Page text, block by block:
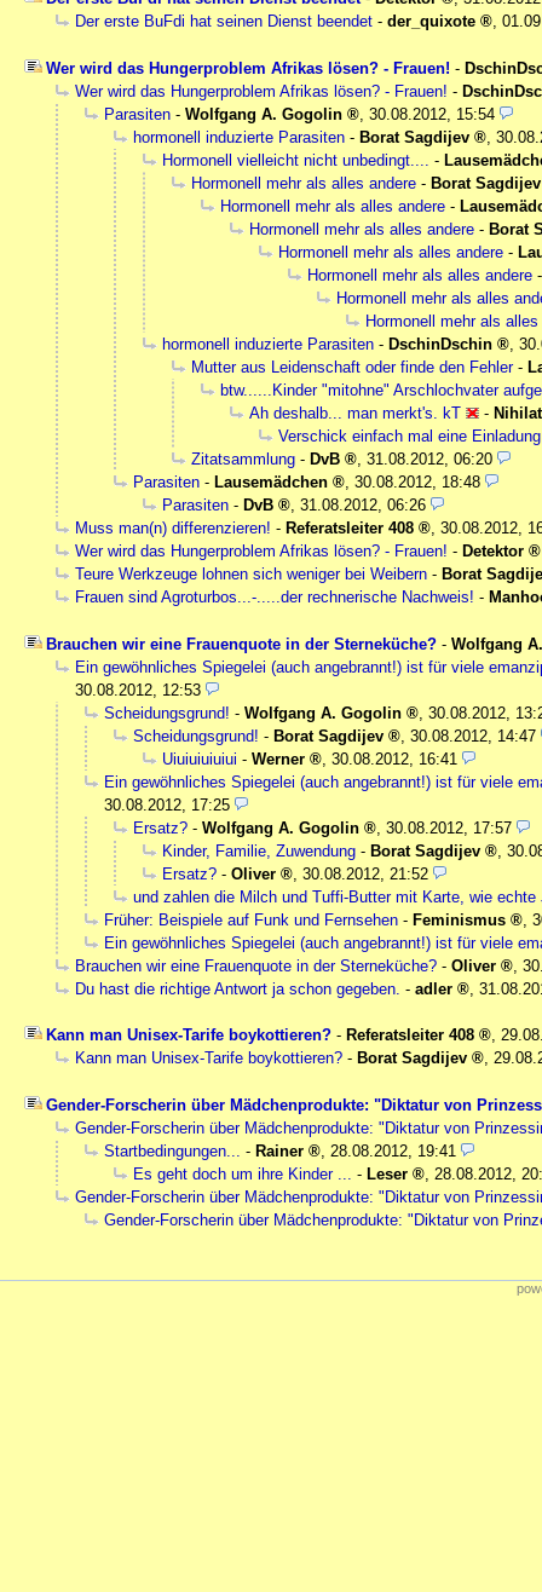
Der erste BuFdi hat seinen Dienst beendet - der_quixote ,
Wer wird das Hungerproblem Afrikas lösen? - Frauen! -
Wer wird das Hungerproblem Afrikas lösen? - Frauen! -
Parasiten - Wolfgang A. Gogolin , 30.08.2012, 15:54
hormonell induzierte Parasiten - Borat Sagdijev ,
Hormonell vielleicht nicht unbedingt.... -
Hormonell mehr als alles andere - Borat Sagdijev
Hormonell mehr als alles andere -
Hormonell mehr als alles andere - Borat
Hormonell mehr als alles andere -
Hormonell mehr als alles andere
Hormonell mehr als alles
Hormonell mehr als alles
hormonell induzierte Parasiten - DschinDschin ,
Mutter aus Leidenschaft oder finde den Fehler-
btw......Kinder "mitohne" Arschlochvater
Ah deshalb... man merkt's. kT
-
Verschick einfach mal eine
Zitatsammlung - DvB , 31.08.2012, 06:20
Parasiten - Lausemädchen , 30.08.2012, 18:48
Parasiten - DvB , 31.08.2012, 06:26
Muss man(n) differenzieren! - Referatsleiter 408 , 30.08.2012,
Wer wird das Hungerproblem Afrikas lösen? - Frauen! - Detektor
Teure Werkzeuge lohnen sich weniger bei Weibern - Borat
Frauen sind Agroturbos...-.....der rechnerische Nachweis! -
Brauchen wir eine Frauenquote in der Sterneküche? - Wolfgang
Ein gewöhnliches Spiegelei (auch angebrannt!) ist für viele
30.08.2012, 12:53
Scheidungsgrund! - Wolfgang A. Gogolin
30.08.2012,
Scheidungsgrund! - Borat Sagdijev
30.08.2012, 14:47
Uiuiuiuiuiui - Werner
30.08.2012, 16:41
Ein gewöhnliches Spiegelei (auch angebrannt!) ist für viele
30.08.2012, 17:25
Ersatz? - Wolfgang A. Gogolin
30.08.2012, 17:57
Kinder, Familie, Zuwendung - Borat Sagdijev
Ersatz? - Oliver
30.08.2012, 21:52
und zahlen die Milch und Tuffi-Butter mit Karte, wie echte
Früher: Beispiele auf Funk und Fernsehen - Feminismus
Ein gewöhnliches Spiegelei (auch angebrannt!) ist für viele
Brauchen wir eine Frauenquote in der Sterneküche? - Oliver
Du hast die richtige Antwort ja schon gegeben. - adler
Kann man Unisex-Tarife boykottieren? - Referatsleiter 408 ,
Kann man Unisex-Tarife boykottieren? - Borat Sagdijev ,
Gender-Forscherin über Mädchenprodukte: "Diktatur von
Gender-Forscherin über Mädchenprodukte: "Diktatur von
Startbedingungen... - Rainer , 28.08.2012, 19:41
Es geht doch um ihre Kinder ... - Leser , 28.08.2012,
Gender-Forscherin über Mädchenprodukte: "Diktatur von
Gender-Forscherin über Mädchenprodukte: "Diktatur von